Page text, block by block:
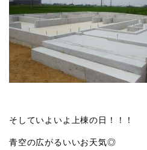
そしていよいよ上棟の日！！！
青空の広がるいいお天気◎